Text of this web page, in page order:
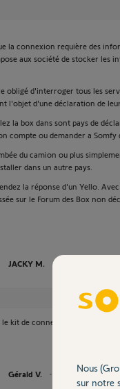
la connexion requière des
aux société de stocker les
obligé d'interroger tous les
l'objet d'une déclaration de
la box dans sont pays de
compte ou demander a Somfy
du camion ou plus
dans un autre pays.
la réponse d'un Yello.
sur le Forum des Box non
JACKY M.
le kit de connectivité et neuf ou
Gérald V. il y a plus de 2 ans
Nous
sur notre